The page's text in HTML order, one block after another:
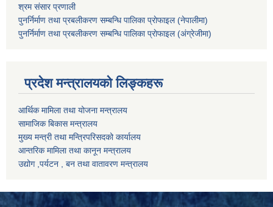
श्रम संसार प्रणाली
पुनर्निर्माण तथा प्रबलीकरण सम्बन्धि पालिका प्राेफाइल (नेपालीमा)
पुनर्निर्माण तथा प्रबलीकरण सम्बन्धि पालिका प्राेफाइल(अंग्रेजीमा)
प्रदेश मन्त्रालयको लिङ्कहरू
आर्थिक मामिला तथा योजना मन्त्रालय
सामाजिक बिकास मन्त्रालय
मुख्य मन्त्री तथा मन्त्रिपरिसदको कार्यालय
आन्तरिक मामिला तथा कानून मन्त्रालय
उद्योग ,पर्यटन , बन तथा वातावरण मन्त्रालय